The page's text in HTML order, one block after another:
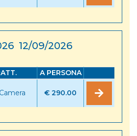
12/09/2026
A PERSONA
€ 290.00